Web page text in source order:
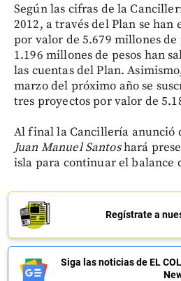
Según las cifras de la
2012, a través del Plan se han
por valor de 5.679 millones de
1.196 millones de pesos han
las cuentas del Plan.
marzo del próximo año se
tres proyectos por valor de
Al final la Cancillería anunció
Juan Manuel Santoshará
isla para continuar el balance
Regístrate a
Siga las noticias de EL